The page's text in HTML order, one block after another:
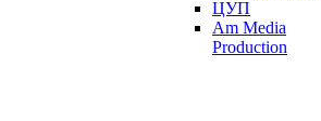
ЦУП
Am Media
Production